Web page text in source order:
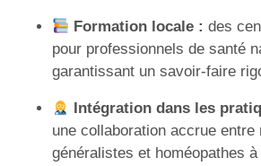
Formation locale : des
pour professionnels de santé
garantissant un savoir-faire
Intégration dans les
une collaboration accrue entre
généralistes et homéopathes